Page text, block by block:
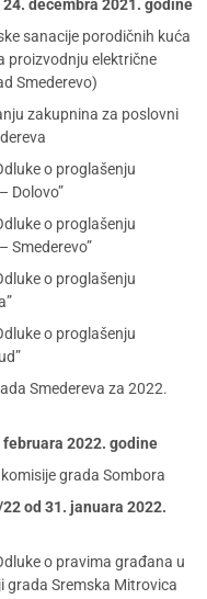
decembra 2021. godine
sanacije porodičnih kuća
proizvodnju električne
Smederevo)
zakupnina za poslovni
o proglašenju
Dolovo”
o proglašenju
Smederevo”
o proglašenju
o proglašenju
Smedereva za 2022.
februara 2022. godine
grada Sombora
od 31. januara 2022.
o pravima građana u
grada Sremska Mitrovica